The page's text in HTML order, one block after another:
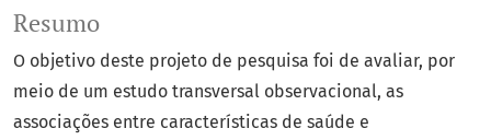
Resumo
O objetivo deste projeto de pesquisa foi de avaliar, por
meio de um estudo transversal observacional, as
associações entre características de saúde e